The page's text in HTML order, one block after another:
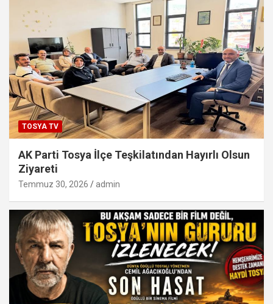
TOSYA TV
AK Parti Tosya İlçe Teşkilatından Hayırlı Olsun
Ziyareti
Temmuz 30, 2026 admin